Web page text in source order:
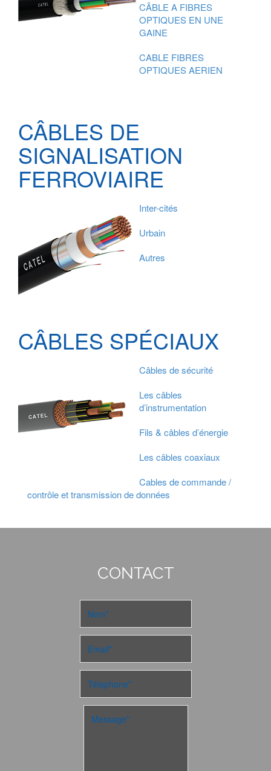
CÂBLE A FIBRES
OPTIQUES EN UNE
GAINE
CABLE FIBRES
OPTIQUES AERIEN
CÂBLES DE
SIGNALISATION
FERROVIAIRE
Inter-cités
Urbain
Autres
CÂBLES SPÉCIAUX
Câbles de sécurité
Les câbles
d’instrumentation
Fils & câbles d’énergie
Les câbles coaxiaux
Cables de commande /
contrôle et transmission de données
CONTACT